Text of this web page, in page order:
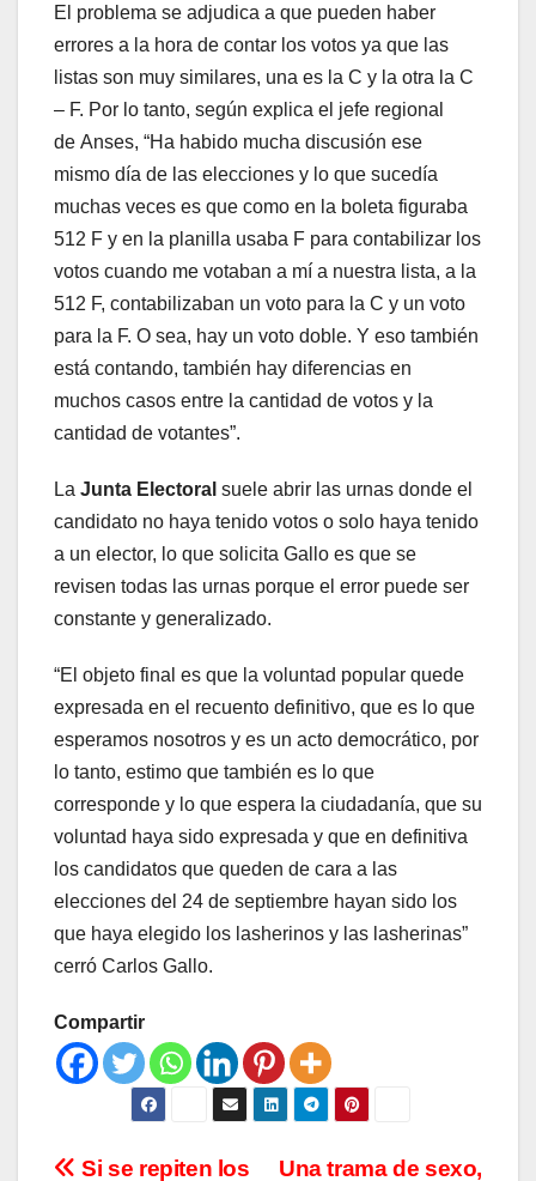
El problema se adjudica a que pueden haber
errores a la hora de contar los votos ya que las
listas son muy similares, una es la C y la otra la C
– F. Por lo tanto, según explica el jefe regional
de Anses, “Ha habido mucha discusión ese
mismo día de las elecciones y lo que sucedía
muchas veces es que como en la boleta figuraba
512 F y en la planilla usaba F para contabilizar los
votos cuando me votaban a mí a nuestra lista, a la
512 F, contabilizaban un voto para la C y un voto
para la F. O sea, hay un voto doble. Y eso también
está contando, también hay diferencias en
muchos casos entre la cantidad de votos y la
cantidad de votantes”.
La Junta Electoral suele abrir las urnas donde el
candidato no haya tenido votos o solo haya tenido
a un elector, lo que solicita Gallo es que se
revisen todas las urnas porque el error puede ser
constante y generalizado.
“El objeto final es que la voluntad popular quede
expresada en el recuento definitivo, que es lo que
esperamos nosotros y es un acto democrático, por
lo tanto, estimo que también es lo que
corresponde y lo que espera la ciudadanía, que su
voluntad haya sido expresada y que en definitiva
los candidatos que queden de cara a las
elecciones del 24 de septiembre hayan sido los
que haya elegido los lasherinos y las lasherinas”
cerró Carlos Gallo.
Compartir
Una trama de sexo,
Si se repiten los